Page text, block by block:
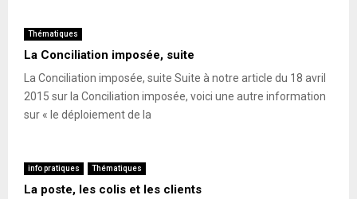
Thématiques
La Conciliation imposée, suite
La Conciliation imposée, suite Suite à notre article du 18 avril
2015 sur la Conciliation imposée, voici une autre information
sur « le déploiement de la
info pratiques Thématiques
La poste, les colis et les clients